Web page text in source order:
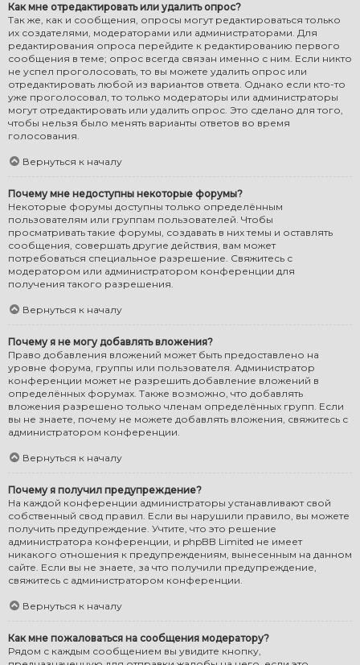
Как мне отредактировать или удалить опрос?
Так же, как и сообщения, опросы могут редактироваться только
их создателями, модераторами или администраторами. Для
редактирования опроса перейдите к редактированию первого
сообщения в теме; опрос всегда связан именно с ним. Если никто
не успел проголосовать, то вы можете удалить опрос или
отредактировать любой из вариантов ответа. Однако если кто-то
уже проголосовал, то только модераторы или администраторы
могут отредактировать или удалить опрос. Это сделано для того,
чтобы нельзя было менять варианты ответов во время
голосования.
Вернуться к началу
Почему мне недоступны некоторые форумы?
Некоторые форумы доступны только определённым
пользователям или группам пользователей. Чтобы
просматривать такие форумы, создавать в них темы и оставлять
сообщения, совершать другие действия, вам может
потребоваться специальное разрешение. Свяжитесь с
модератором или администратором конференции для
получения такого разрешения.
Вернуться к началу
Почему я не могу добавлять вложения?
Право добавления вложений может быть предоставлено на
уровне форума, группы или пользователя. Администратор
конференции может не разрешить добавление вложений в
определённых форумах. Также возможно, что добавлять
вложения разрешено только членам определённых групп. Если
вы не знаете, почему не можете добавлять вложения, свяжитесь с
администратором конференции.
Вернуться к началу
Почему я получил предупреждение?
На каждой конференции администраторы устанавливают свой
собственный свод правил. Если вы нарушили правило, вы можете
получить предупреждение. Учтите, что это решение
администратора конференции, и phpBB Limited не имеет
никакого отношения к предупреждениям, вынесенным на данном
сайте. Если вы не знаете, за что получили предупреждение,
свяжитесь с администратором конференции.
Вернуться к началу
Как мне пожаловаться на сообщения модератору?
Рядом с каждым сообщением вы увидите кнопку,